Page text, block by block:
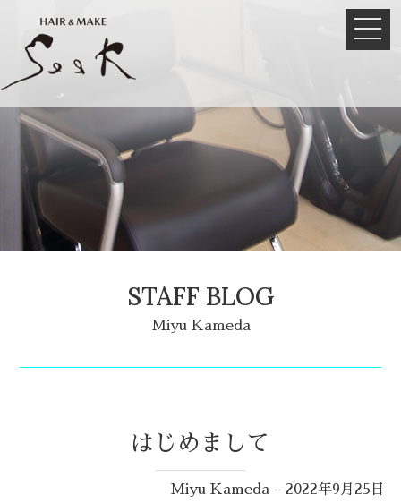
STAFF BLOG
Miyu Kameda
はじめまして
Miyu Kameda - 2022年9月25日